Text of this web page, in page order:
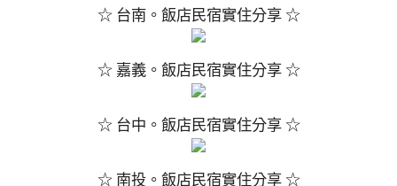
☆ 台南。飯店民宿實住分享 ☆
☆ 嘉義。飯店民宿實住分享 ☆
☆ 台中。飯店民宿實住分享 ☆
☆ 南投。飯店民宿實住分享 ☆